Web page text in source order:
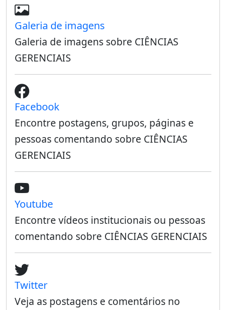
Galeria de imagens
Galeria de imagens sobre CIÊNCIAS
GERENCIAIS
Facebook
Encontre postagens, grupos, páginas e
pessoas comentando sobre CIÊNCIAS
GERENCIAIS
Youtube
Encontre vídeos institucionais ou pessoas
comentando sobre CIÊNCIAS GERENCIAIS
Twitter
Veja as postagens e comentários no